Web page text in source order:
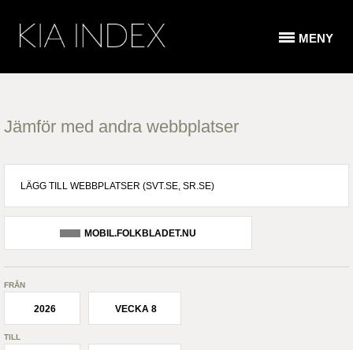
MENY
Jämför med andra webbplatser
MOBIL.FOLKBLADET.NU
FRÅN
2026 VECKA 8
TILL